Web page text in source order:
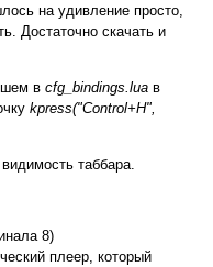
на удивление просто,
Достаточно скачать и
в cfg_bindings.lua в
kpress("Control+H",
таббара.
8)
плеер, который